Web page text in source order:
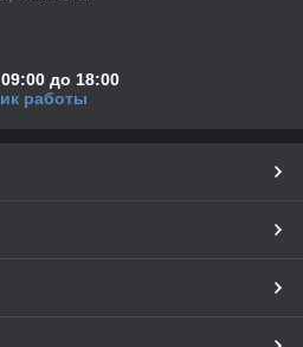
до 18:00
работы